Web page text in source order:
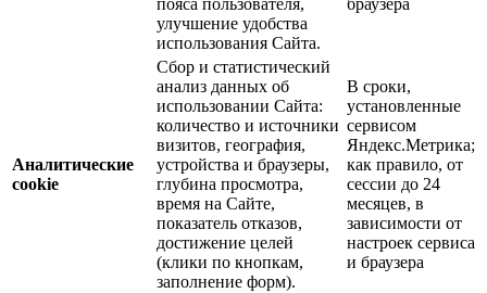
пояса пользователя,
улучшение удобства
использования Сайта.
браузера
Аналитические
cookie
Сбор и статистический
анализ данных об
использовании Сайта:
количество и источники
визитов, география,
устройства и браузеры,
глубина просмотра,
время на Сайте,
показатель отказов,
достижение целей
(клики по кнопкам,
заполнение форм).
В сроки,
установленные
сервисом
Яндекс.Метрика;
как правило, от
сессии до 24
месяцев, в
зависимости от
настроек сервиса
и браузера